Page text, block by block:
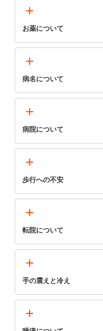
+
お薬について
+
病名について
+
病院について
+
歩行への不安
+
転院について
+
手の震えと冷え
+